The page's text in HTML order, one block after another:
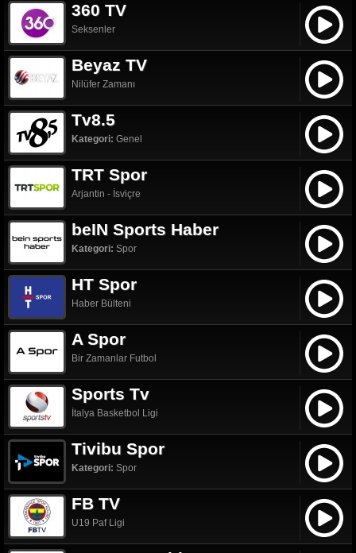
360 TV
Seksenler
Beyaz TV
Nilüfer Zamanı
Tv8.5
Kategori: Genel
TRT Spor
Arjantin - İsviçre
beIN Sports Haber
Kategori: Spor
HT Spor
Haber Bülteni
A Spor
Bir Zamanlar Futbol
Sports Tv
İtalya Basketbol Ligi
Tivibu Spor
Kategori: Spor
FB TV
U19 Paf Ligi